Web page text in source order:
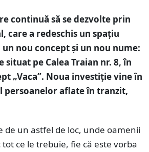
continuă să se dezvolte prin
a redeschis un spațiu
nou concept și un nou nume:
situat pe Calea Traian nr. 8, în
„Vaca”. Noua investiție vine în
aflate în tranzit,
de un astfel de loc, unde oamenii
ce le trebuie, fie că este vorba